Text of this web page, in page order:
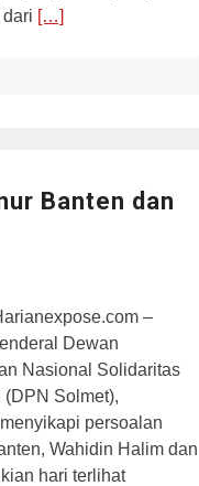
[…]
Banten dan
–
Dewan
Nasional Solidaritas
(DPN Solmet),
persoalan
Wahidin Halim dan
hari terlihat